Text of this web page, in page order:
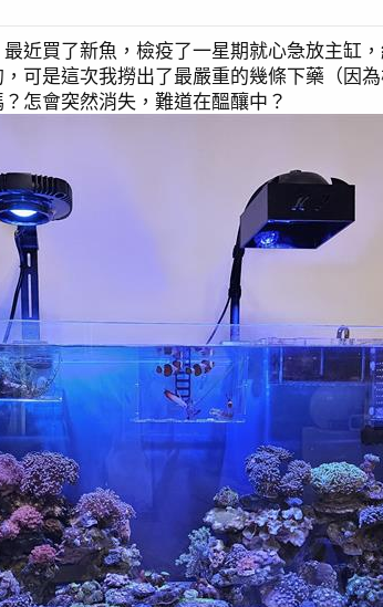
近買了新魚，檢疫了一星期就心急放主缸
可是這次我撈出了最嚴重的幾條下藥（因
怎會突然消失，難道在醞釀中？